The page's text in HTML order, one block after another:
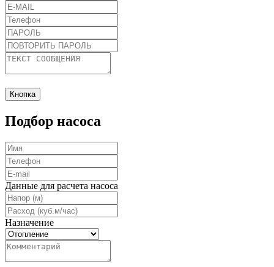
Кнопка
Подбор насоса
Данные для расчета насоса
Назначение